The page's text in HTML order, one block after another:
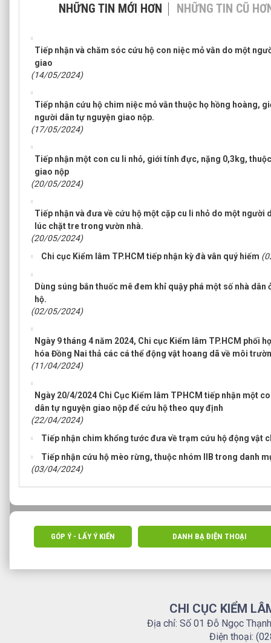
NHỮNG TIN MỚI HƠN NHỮNG TIN CŨ
Tiếp nhận và chăm sóc cứu hộ con niệc mỏ vằn do một
giao
(14/05/2024)
Tiếp nhận cứu hộ chim niệc mỏ vằn thuộc họ hồng hoàng,
người dân tự nguyện giao nộp.
(17/05/2024)
Tiếp nhận một con cu li nhỏ, giới tính đực, nặng 0,3kg,
giao nộp
(20/05/2024)
Tiếp nhận và đưa về cứu hộ một cặp cu li nhỏ do một người
lúc chặt tre trong vườn nhà.
(20/05/2024)
Chi cục Kiểm lâm TP.HCM tiếp nhận kỳ đà vân quý hiếm
Dùng súng bắn thuốc mê đem khỉ quậy phá một số nhà dân
hộ.
(02/05/2024)
Ngày 9 tháng 4 năm 2024, Chi cục Kiểm lâm TP.HCM phối
hóa Đồng Nai thả các cá thể động vật hoang dã về môi
(11/04/2024)
Ngày 20/4/2024 Chi Cục Kiểm lâm TPHCM tiếp nhận một
dân tự nguyện giao nộp để cứu hộ theo quy định
(22/04/2024)
Tiếp nhận chim khổng tước đưa về trạm cứu hộ động vật
Tiếp nhận cứu hộ mèo rừng, thuộc nhóm IIB trong danh
(03/04/2024)
GÓP Ý - LẤY Ý KIẾN DANH BẠ ĐIỆN THOẠI
CHI CỤC KIỂM
Địa chỉ: Số 01 Đỗ Ngọc
Điện thoại: